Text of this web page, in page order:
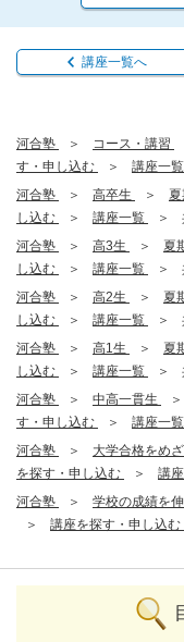
講座一覧へ
河合塾 コース・講習
す・申し込む
講座一覧
河合塾
高卒生 夏
し込む
講座一覧
河合塾
高3生 夏
し込む
講座一覧
河合塾
高2生 夏
し込む
講座一覧
河合塾
高1生 夏
し込む
講座一覧
河合塾
中高一貫生
す・申し込む
講座一覧
河合塾
大学合格をめ
を探す・申し込む
講
河合塾
学校の成績を
講座を探す・申し込む